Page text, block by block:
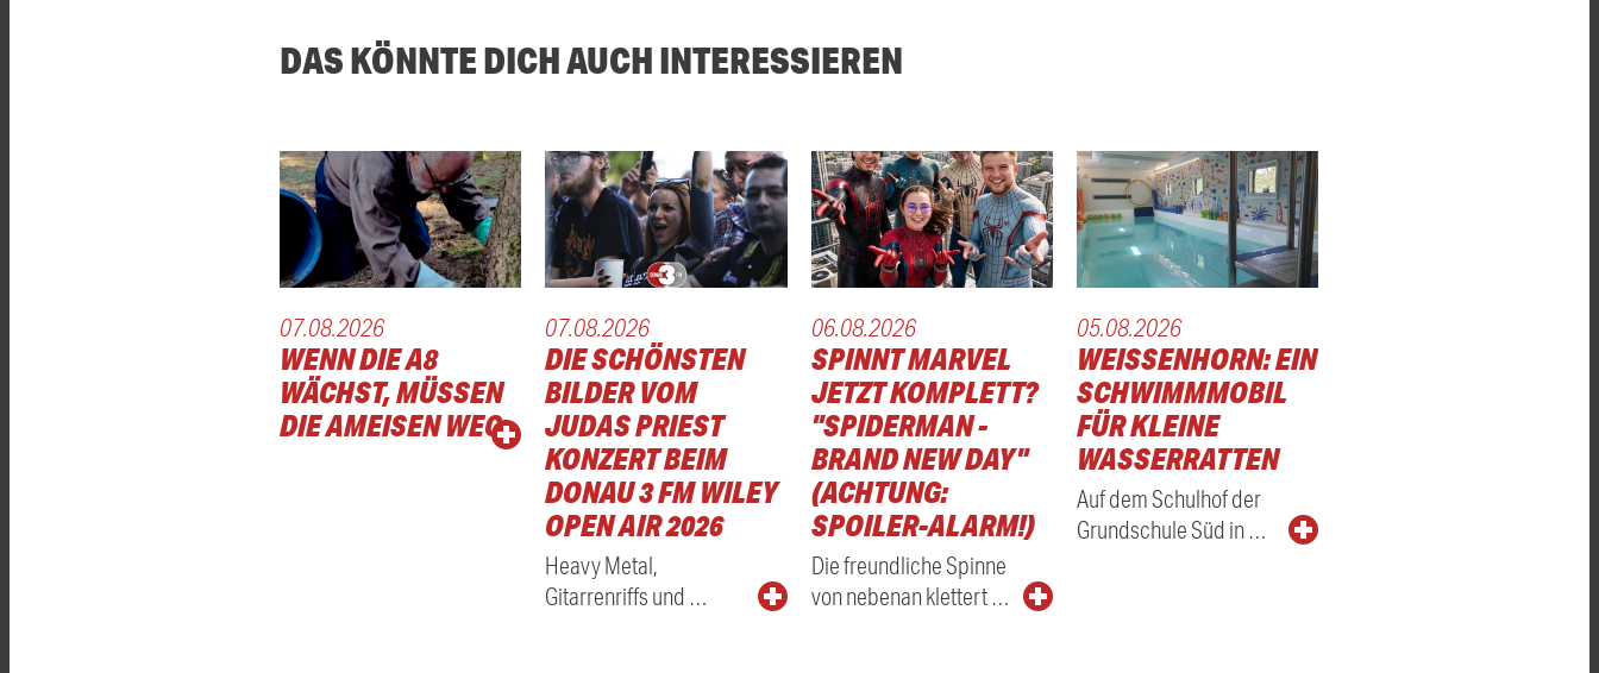
DAS KÖNNTE DICH AUCH INTERESSIEREN
07.08.2026
WENN DIE A8
WÄCHST, MÜSSEN
DIE AMEISEN WEG
07.08.2026
DIE SCHÖNSTEN
BILDER VOM
JUDAS PRIEST
KONZERT BEIM
DONAU 3 FM WILEY
OPEN AIR 2026
Heavy Metal,
Gitarrenriffs und …
06.08.2026
SPINNT MARVEL
JETZT KOMPLETT?
"SPIDERMAN -
BRAND NEW DAY"
(ACHTUNG:
SPOILER-ALARM!)
Die freundliche Spinne
von nebenan klettert …
05.08.2026
WEISSENHORN: EIN S
CHWIMMMOBIL F
ÜR KLEINE W
ASSERRATTEN
Auf dem Schulhof der
Grundschule Süd in …